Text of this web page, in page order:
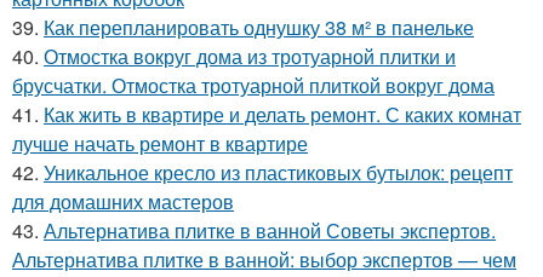
39. Как перепланировать однушку 38 м² в панельке
40. Отмостка вокруг дома из тротуарной плитки и
брусчатки. Отмостка тротуарной плиткой вокруг дома
41. Как жить в квартире и делать ремонт. С каких комнат
лучше начать ремонт в квартире
42. Уникальное кресло из пластиковых бутылок: рецепт
для домашних мастеров
43. Альтернатива плитке в ванной Советы экспертов.
Альтернатива плитке в ванной: выбор экспертов — чем